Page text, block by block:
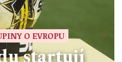
O EVROPU
startují